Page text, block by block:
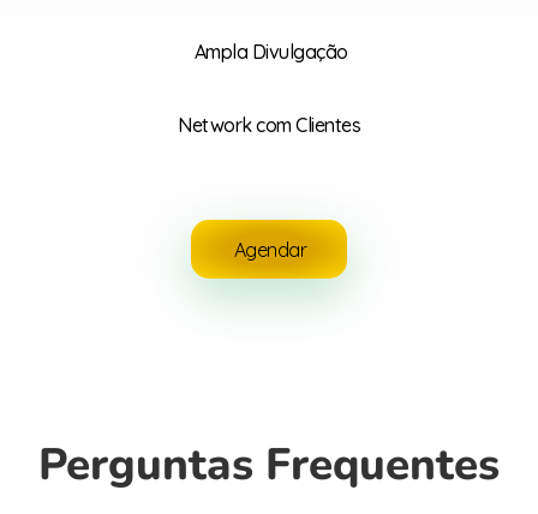
Ampla Divulgação
Network com Clientes
Agendar
Perguntas Frequentes